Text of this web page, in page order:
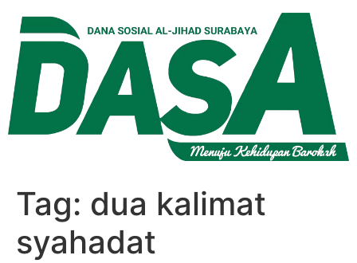
konten
Tag: dua kalimat
syahadat